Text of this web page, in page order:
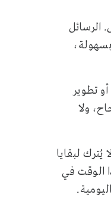
الرسائل
تطوير
ولا
لبقايا
الوقت في